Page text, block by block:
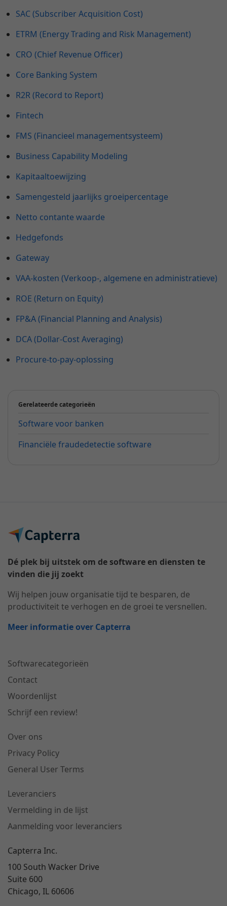
SAC (Subscriber Acquisition Cost)
ETRM (Energy Trading and Risk Management)
CRO (Chief Revenue Officer)
Core Banking System
R2R (Record to Report)
Fintech
FMS (Financieel managementsysteem)
Business Capability Modeling
Kapitaaltoewijzing
Samengesteld jaarlijks groeipercentage
Netto contante waarde
Hedgefonds
Gateway
VAA-kosten (Verkoop-, algemene en administratieve)
ROE (Return on Equity)
FP&A (Financial Planning and Analysis)
DCA (Dollar-Cost Averaging)
Procure-to-pay-oplossing
Gerelateerde categorieën
Software voor banken
Financiële fraudedetectie software
Dé plek bij uitstek om de software en diensten te
vinden die jij zoekt
Wij helpen jouw organisatie tijd te besparen, de
productiviteit te verhogen en de groei te versnellen.
Meer informatie over Capterra
Softwarecategorieën
Contact
Woordenlijst
Schrijf een review!
Over ons
Privacy Policy
General User Terms
Leveranciers
Vermelding in de lijst
Aanmelding voor leveranciers
Capterra Inc.
100 South Wacker Drive
Suite 600
Chicago, IL 60606